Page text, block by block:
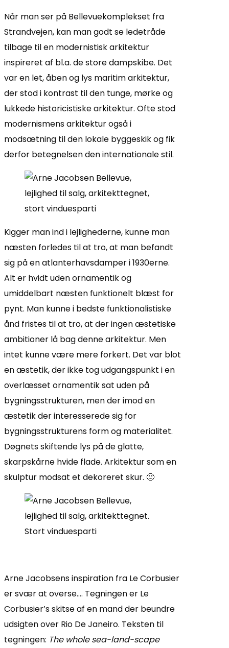
Når man ser på Bellevuekomplekset fra
Strandvejen, kan man godt se ledetråde
tilbage til en modernistisk arkitektur
inspireret af bl.a. de store dampskibe. Det
var en let, åben og lys maritim arkitektur,
der stod i kontrast til den tunge, mørke og
lukkede historicistiske arkitektur. Ofte stod
modernismens arkitektur også i
modsætning til den lokale byggeskik og fik
derfor betegnelsen den internationale stil.
Kigger man ind i lejlighederne, kunne man
næsten forledes til at tro, at man befandt
sig på en atlanterhavsdamper i 1930erne.
Alt er hvidt uden ornamentik og
umiddelbart næsten funktionelt blæst for
pynt. Man kunne i bedste funktionalistiske
ånd fristes til at tro, at der ingen æstetiske
ambitioner lå bag denne arkitektur. Men
intet kunne være mere forkert. Det var blot
en æstetik, der ikke tog udgangspunkt i en
overlæsset ornamentik sat uden på
bygningsstrukturen, men der imod en
æstetik der interesserede sig for
bygningsstrukturens form og materialitet.
Døgnets skiftende lys på de glatte,
skarpskårne hvide flade. Arkitektur som en
skulptur modsat et dekoreret skur. 🙂
Arne Jacobsens inspiration fra Le Corbusier
er svær at overse…. Tegningen er Le
Corbusier’s skitse af en mand der beundre
udsigten over Rio De Janeiro. Teksten til
tegningen: The whole sea-land-scape